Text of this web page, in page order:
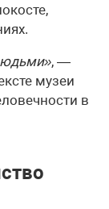
, —
музеи
в